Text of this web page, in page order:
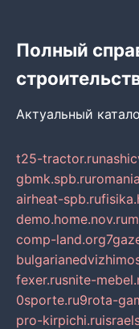
Полный
Актуальный
t25-tractor.ru
gbmk.spb.ru
airheat-spb.ru
demo.home.nov.ru
comp-land.org
fexer.rusnite-
0sporte.ru9rota-
pro-kirpichi.ru